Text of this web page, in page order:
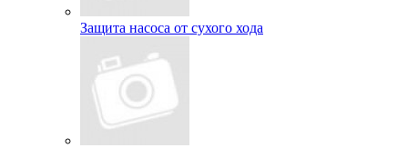
Защита насоса от сухого хода